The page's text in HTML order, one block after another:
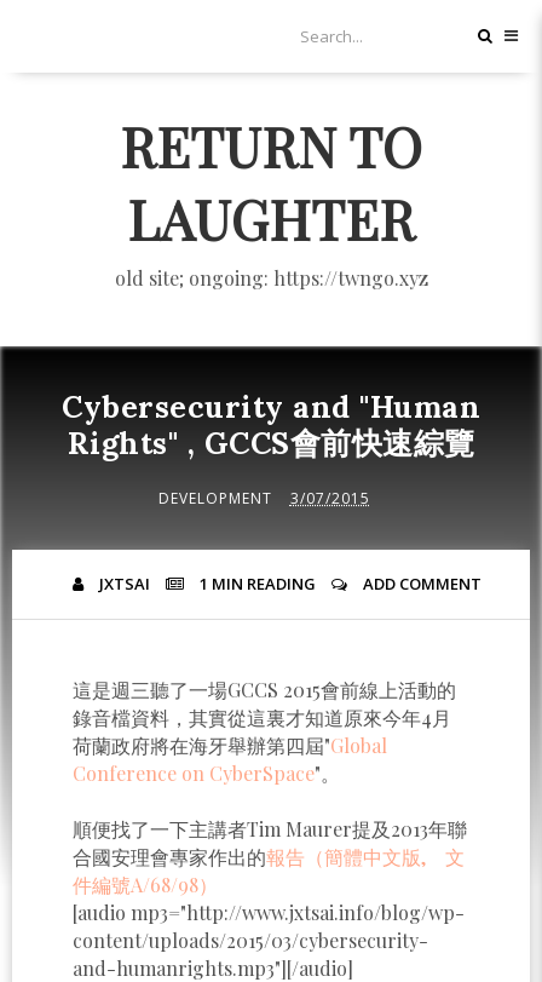
RETURN TO
LAUGHTER
old site; ongoing: https://twngo.xyz
Cybersecurity and "Human
Rights" , GCCS會前快速綜覽
DEVELOPMENT 3/07/2015
JXTSAI 1 MIN READING ADD COMMENT
這是週三聽了一場GCCS 2015會前線上活動的
錄音檔資料，其實從這裏才知道原來今年4月
荷蘭政府將在海牙舉辦第四屆"Global
Conference on CyberSpace"。
順便找了一下主講者Tim Maurer提及2013年聯
合國安理會專家作出的報告（簡體中文版, 文
件編號A/68/98）
[audio mp3="http://www.jxtsai.info/blog/wp-
content/uploads/2015/03/cybersecurity-
and-humanrights.mp3"][/audio]